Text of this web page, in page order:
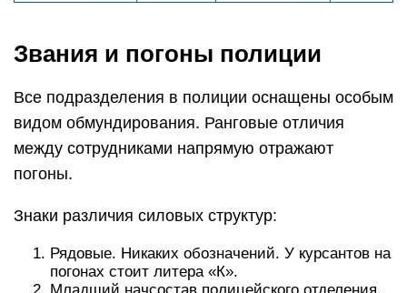
Звания и погоны полиции
Все подразделения в полиции оснащены особым
видом обмундирования. Ранговые отличия
между сотрудниками напрямую отражают
погоны.
Знаки различия силовых структур:
Рядовые. Никаких обозначений. У курсантов на
погонах стоит литера «К».